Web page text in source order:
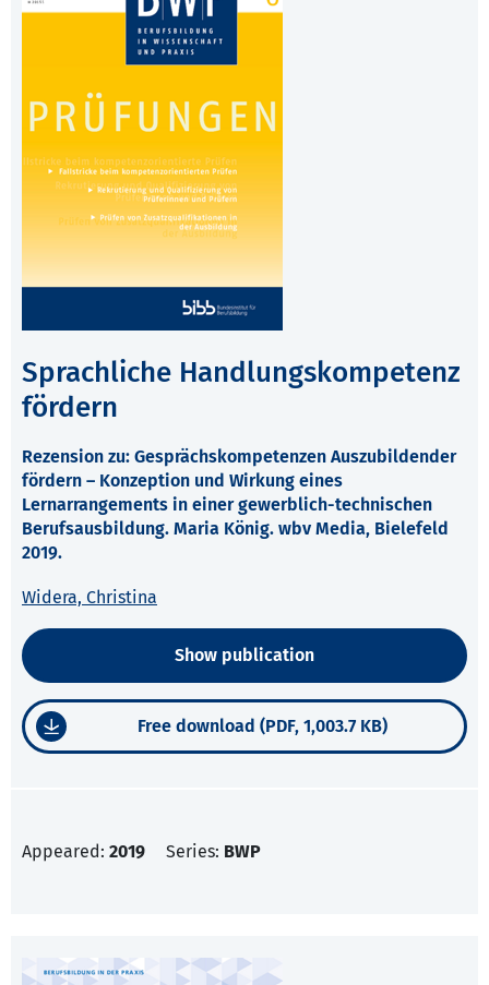
Sprachliche Handlungskompetenz
fördern
Rezension zu: Gesprächskompetenzen Auszubildender
fördern – Konzeption und Wirkung eines
Lernarrangements in einer gewerblich-technischen
Berufsausbildung. Maria König. wbv Media, Bielefeld
2019.
Widera, Christina
Show publication
Free download (PDF, 1,003.7 KB)
Appeared: 2019 Series: BWP